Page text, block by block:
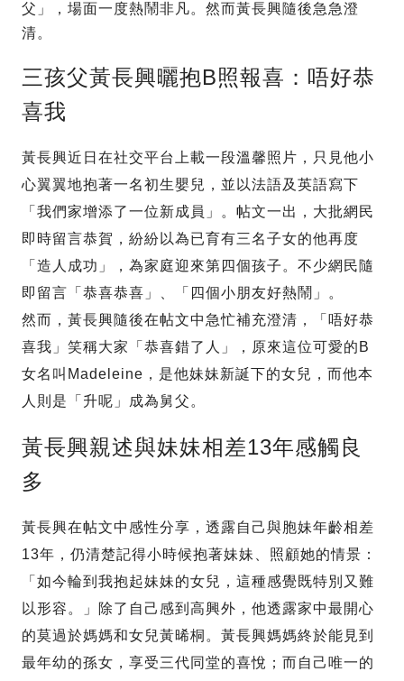
父」，場面一度熱鬧非凡。然而黃長興隨後急急澄
清。
三孩父黃長興曬抱B照報喜：唔好恭
喜我
黃長興近日在社交平台上載一段溫馨照片，只見他小
心翼翼地抱著一名初生嬰兒，並以法語及英語寫下
「我們家增添了一位新成員」。帖文一出，大批網民
即時留言恭賀，紛紛以為已育有三名子女的他再度
「造人成功」，為家庭迎來第四個孩子。不少網民隨
即留言「恭喜恭喜」、「四個小朋友好熱鬧」。
然而，黃長興隨後在帖文中急忙補充澄清，「唔好恭
喜我」笑稱大家「恭喜錯了人」，原來這位可愛的B
女名叫Madeleine，是他妹妹新誕下的女兒，而他本
人則是「升呢」成為舅父。
黃長興親述與妹妹相差13年感觸良
多
黃長興在帖文中感性分享，透露自己與胞妹年齡相差
13年，仍清楚記得小時候抱著妹妹、照顧她的情景：
「如今輪到我抱起妹妹的女兒，這種感覺既特別又難
以形容。」除了自己感到高興外，他透露家中最開心
的莫過於媽媽和女兒黃晞桐。黃長興媽媽終於能見到
最年幼的孫女，享受三代同堂的喜悅；而自己唯一的